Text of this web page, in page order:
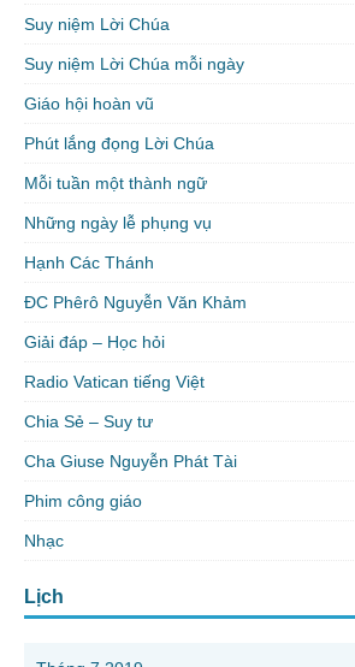
Suy niệm Lời Chúa
Suy niệm Lời Chúa mỗi ngày
Giáo hội hoàn vũ
Phút lắng đọng Lời Chúa
Mỗi tuần một thành ngữ
Những ngày lễ phụng vụ
Hạnh Các Thánh
ĐC Phêrô Nguyễn Văn Khảm
Giải đáp – Học hỏi
Radio Vatican tiếng Việt
Chia Sẻ – Suy tư
Cha Giuse Nguyễn Phát Tài
Phim công giáo
Nhạc
Lịch